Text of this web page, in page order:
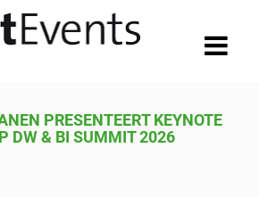
PRESENTEERT KEYNOTE
DW & BI SUMMIT 2026